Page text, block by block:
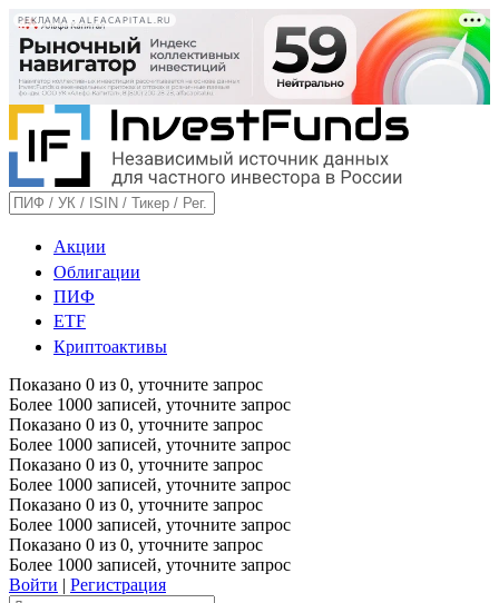
РЕКЛАМА • ALFACAPITAL.RU
Акции
Облигации
ПИФ
ETF
Криптоактивы
Показано 0 из 0, уточните запрос
Более 1000 записей, уточните запрос
Показано 0 из 0, уточните запрос
Более 1000 записей, уточните запрос
Показано 0 из 0, уточните запрос
Более 1000 записей, уточните запрос
Показано 0 из 0, уточните запрос
Более 1000 записей, уточните запрос
Показано 0 из 0, уточните запрос
Более 1000 записей, уточните запрос
Войти | Регистрация